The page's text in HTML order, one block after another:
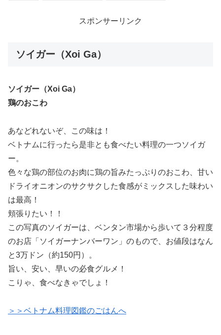
スポンサーリンク
ソイガー（Xoi Ga）
ソイガー（Xoi Ga）
鶏のおこわ
あなどれないぞ、この味は！
ベトナムに行ったら是非とも食べたい料理の一つソイガ
ー。
色々な鶏の部位のお肉に鶏の旨みたっぷりのおこわ、甘い
ドライオニオンのサクサクした食感がミックスした味わい
は最高！
頬張りたい！！
この写真のソイガーは、ベンタン市場から歩いて３分程度
のお店「ソイガーナンバーワン」のもので、お値段はなん
と3万ドン（約150円）。
旨い、安い、早いの必食グルメ！
こりゃ、食べなきゃでしょ！
＞＞ベトナム料理図鑑のごはんへ